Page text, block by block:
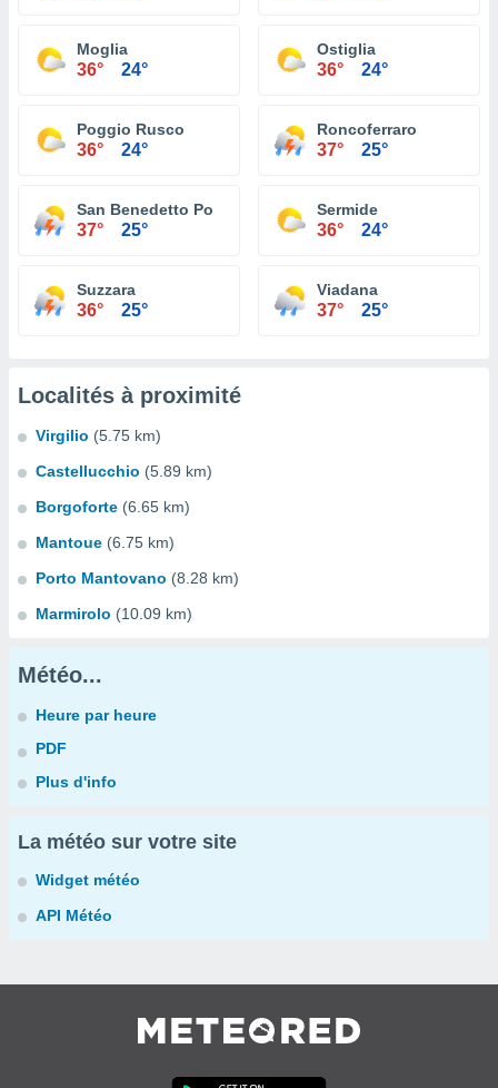
Moglia
36° 24°
Ostiglia
36° 24°
Poggio Rusco
36° 24°
Roncoferraro
37° 25°
San Benedetto Po
37° 25°
Sermide
36° 24°
Suzzara
36° 25°
Viadana
37° 25°
Localités à proximité
Virgilio (5.75 km)
Castellucchio (5.89 km)
Borgoforte (6.65 km)
Mantoue (6.75 km)
Porto Mantovano (8.28 km)
Marmirolo (10.09 km)
Météo...
Heure par heure
PDF
Plus d'info
La météo sur votre site
Widget météo
API Météo